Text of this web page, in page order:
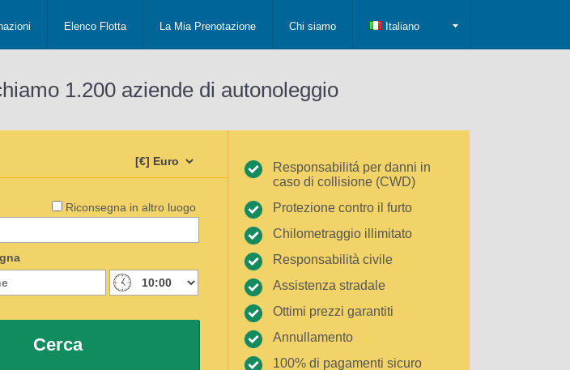
Elenco Flotta La Mia Prenotazione Chi siamo Italiano
1.200 aziende di autonoleggio
Riconsegna in altro luogo
Cerca
Responsabilitá per danni in
caso di collisione (CWD)
Protezione contro il furto
Chilometraggio illimitato
Responsabilità civile
Assistenza stradale
Ottimi prezzi garantiti
Annullamento
100% di pagamenti sicuro